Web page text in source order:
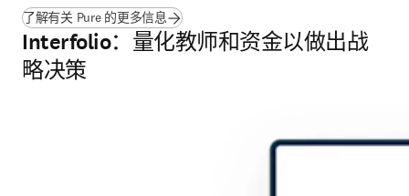
了解有关 Pure 的更多信息
Interfolio：量化教师和资金以做出战
略决策